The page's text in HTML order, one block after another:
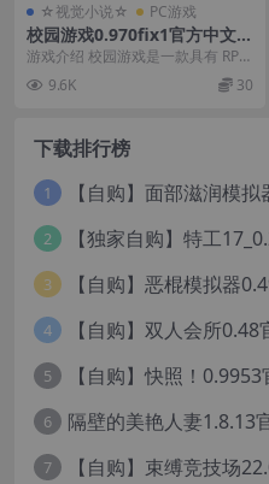
☆视觉小说☆ PC游戏
校园游戏0.970fix1官方中文版
【PC+日式SLG/盗摄/沙盒】/
游戏介绍 校园游戏是一款具有 RPG
元素的游戏。你在学校环境中创建
角色并进行发...
9.6K 30
下载排行榜
1
2
3
4
5
6
7